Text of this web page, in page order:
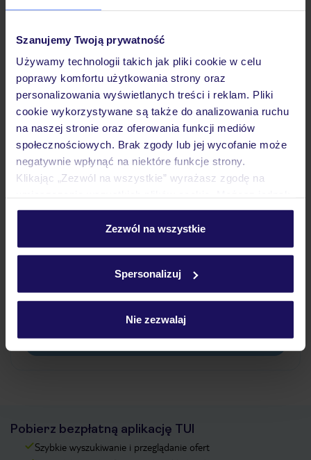
Szanujemy Twoją prywatność
Używamy technologii takich jak pliki cookie w celu
poprawy komfortu użytkowania strony oraz
personalizowania wyświetlanych treści i reklam. Pliki
cookie wykorzystywane są także do analizowania ruchu
na naszej stronie oraz oferowania funkcji mediów
społecznościowych. Brak zgody lub jej wycofanie może
negatywnie wpłynąć na niektóre funkcje strony.
Klikając „Zezwól na wszystkie” wyrażasz zgodę na
personalizować swój wybór wchodząc w zakładkę
Szczegółowe informacje o plikach cookie znajdziesz
Zezwól na wszystkie
Spersonalizuj
Nie zezwalaj
Pokoje
Wyżywienie
Atrakcje
Ważne informacje
Często zadawane pytania
Jak zmienić uczestników/osobę zgłaszającą?
Na jakiej podstawie i gdzie otrzymam karty
pokładowe/bilety lotnicze?
Pobierz bezpłatną aplikację TUI
Szybkie wyszukiwanie i przeglądanie ofert